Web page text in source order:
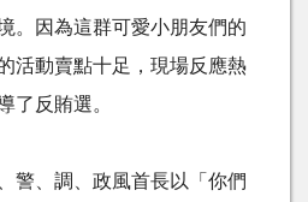
。因為這群可愛小朋友們的
活動賣點十足，現場反應熱
了反賄選。
警、調、政風首長以「你們